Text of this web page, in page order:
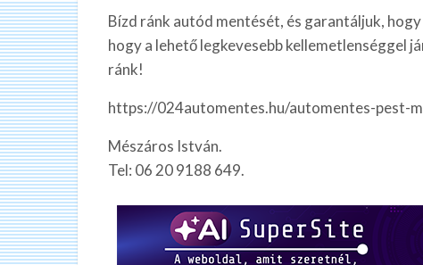
Bízd ránk autód mentését, és garantáljuk,
hogy a lehető legkevesebb kellemetlenséggel
ránk!
https://024automentes.hu/automentes-pest-
Mészáros István.
Tel: 06 20 9188 649.